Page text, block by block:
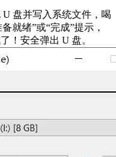
盘并写入系统文件，喝
就绪”或“完成”提示，
！安全弹出 U 盘。